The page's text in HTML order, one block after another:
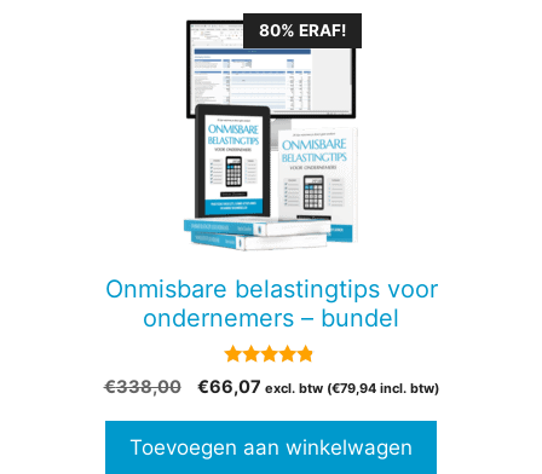
80% ERAF!
Onmisbare belastingtips voor
ondernemers – bundel
4.67
van 5
€338,00
Oorspronkelijke
€338,00.
€66,07Huidige
€66,07.
excl. btw (€79,94incl. btw)
Toevoegen aan winkelwagen